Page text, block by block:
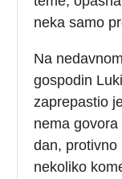
neka samo
Na
gospodin
zaprepastio
nema
dan, protivno
nekoliko